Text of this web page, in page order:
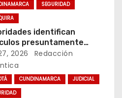
SEGURIDAD
identifican
presuntamente
a hurtos en
residenciales de
2026
Redacción
CUNDINAMARCA
JUDICIAL